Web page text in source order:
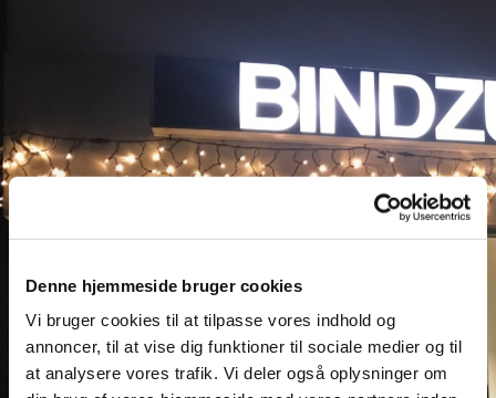
Denne hjemmeside bruger cookies
Vi bruger cookies til at tilpasse vores indhold og
annoncer, til at vise dig funktioner til sociale medier og til
at analysere vores trafik. Vi deler også oplysninger om